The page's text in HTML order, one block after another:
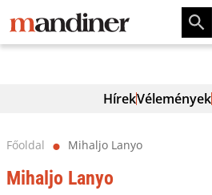
HírekVélemények
Főoldal ⬤ Mihaljo Lanyo
Mihaljo Lanyo